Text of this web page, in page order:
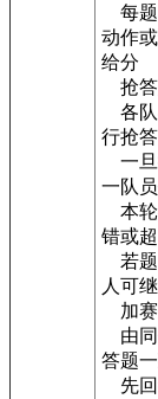
每题
动作
给分
抢答
各队
行抢
一旦
一队
本轮
错或
若题
人可
加赛
由同
答题
先回